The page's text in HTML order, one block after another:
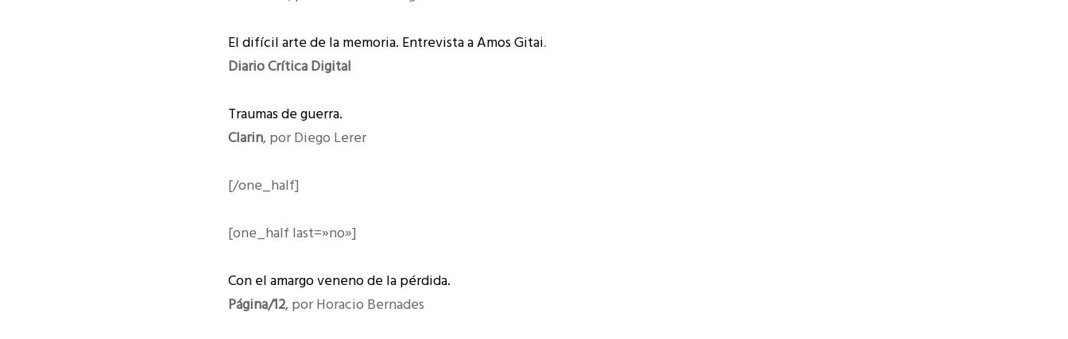
El difícil arte de la memoria. Entrevista a Amos Gitai.
Diario Crítica Digital
Traumas de guerra.
Clarin, por Diego Lerer
[/one_half]
[one_half last=»no»]
Con el amargo veneno de la pérdida.
Página/12, por Horacio Bernades